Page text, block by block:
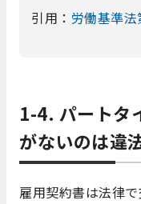
引用： 労働基準
1-4. パートタ
がないのは違
雇用契約書は法律